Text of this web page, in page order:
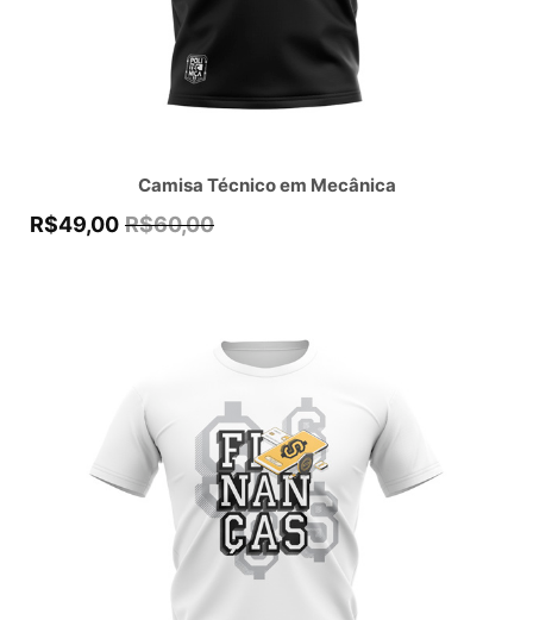
Camisa Técnico em Mecânica
R$60,00
R$49,00